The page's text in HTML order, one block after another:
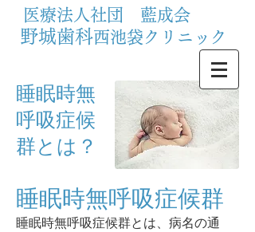
医療法人社団 藍成会
野城歯科西池袋クリニック
睡眠時無
呼吸症候
群とは？
睡眠時無呼吸症候群
睡眠時無呼吸症候群とは、病名の通